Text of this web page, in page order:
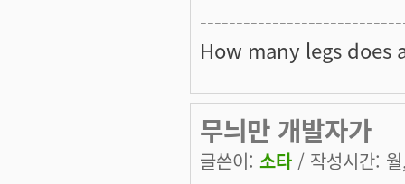
How many legs does
무늬만 개발자가
글쓴이: 소타 / 작성시간: